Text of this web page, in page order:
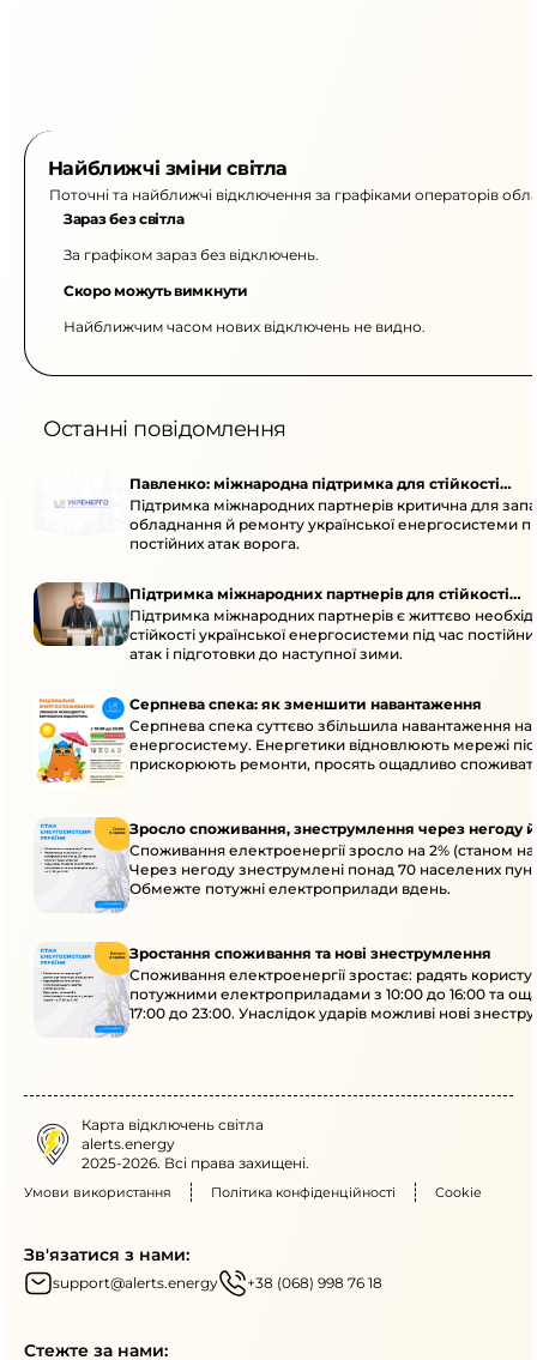
Найближчі зміни світла
Поточні та найближчі відключення за графіками операторів
Зараз без світла
За графіком зараз без відключень.
Скоро можуть вимкнути
Найближчим часом нових відключень не видно.
Останні повідомлення
Павленко: міжнародна підтримка для стійкості
енергосистеми
Підтримка міжнародних партнерів критична для
обладнання й ремонту української енергосистеми
постійних атак ворога.
Підтримка міжнародних партнерів для стійкості
енергосистеми
Підтримка міжнародних партнерів є життєво
стійкості української енергосистеми під час
атак і підготовки до наступної зими.
Серпнева спека: як зменшити навантаження
Серпнева спека суттєво збільшила навантаження на
енергосистему. Енергетики відновлюють мережі
прискорюють ремонти, просять ощадливо
Зросло споживання, знеструмлення через негоду
Споживання електроенергії зросло на 2% (станом на
Через негоду знеструмлені понад 70 населених
Обмежте потужні електроприлади вдень.
Зростання споживання та нові знеструмлення
Споживання електроенергії зростає: радять
потужними електроприладами з 10:00 до 16:00 та
17:00 до 23:00. Унаслідок ударів можливі нові
Карта відключень світла
alerts.energy
2025-2026. Всі права захищені.
Умови використання Політика конфіденційності Cookie
Зв'язатися з нами:
support@alerts.energy +38 (068) 998 76 18
Стежте за нами: